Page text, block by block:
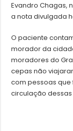
Evandro Chagas,
a nota divulgada
O paciente
morador da
moradores do
cepas não
com pessoas
circulação dessas